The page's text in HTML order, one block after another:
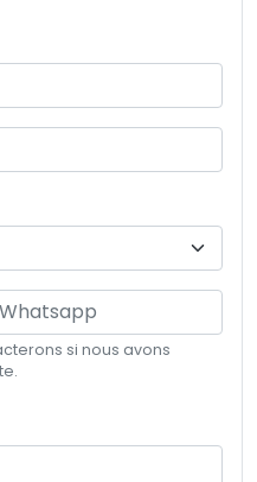
si nous avons